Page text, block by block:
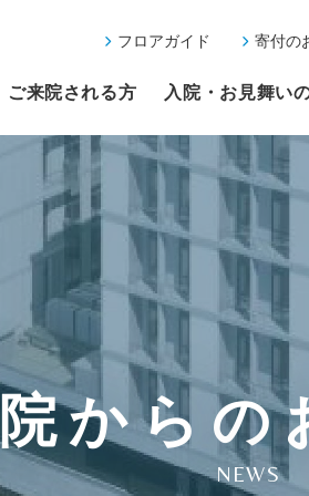
フロアガイド 寄付の
ご来院される方 入院・お見舞い
からの
NEWS